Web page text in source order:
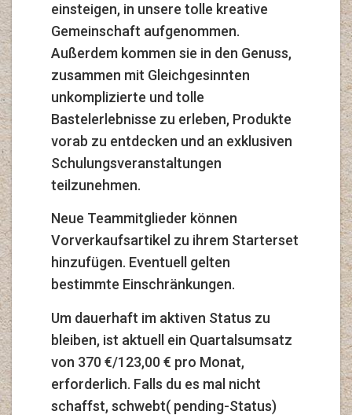
einsteigen, in unsere tolle kreative
Gemeinschaft aufgenommen.
Außerdem kommen sie in den Genuss,
zusammen mit Gleichgesinnten
unkomplizierte und tolle
Bastelerlebnisse zu erleben, Produkte
vorab zu entdecken und an exklusiven
Schulungsveranstaltungen
teilzunehmen.
Neue Teammitglieder können
Vorverkaufsartikel zu ihrem Starterset
hinzufügen. Eventuell gelten
bestimmte Einschränkungen.
Um dauerhaft im aktiven Status zu
bleiben, ist aktuell ein Quartalsumsatz
von 370 €/123,00 € pro Monat,
erforderlich. Falls du es mal nicht
schaffst, schwebt( pending-Status)